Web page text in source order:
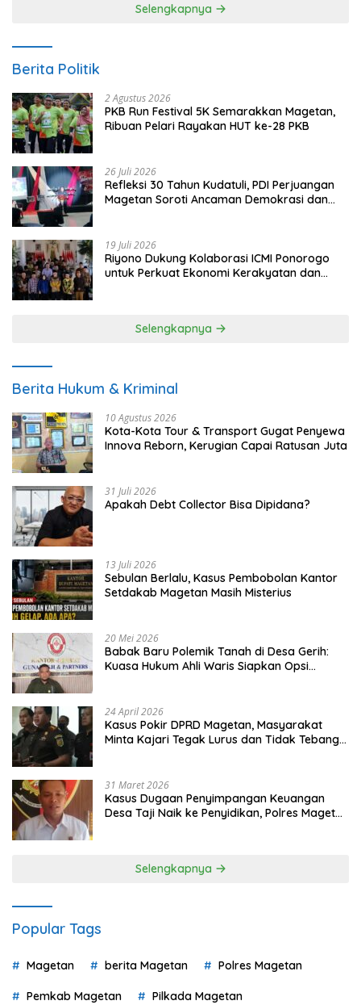
Selengkapnya
Berita Politik
2 Agustus 2026
PKB Run Festival 5K Semarakkan Magetan,
Ribuan Pelari Rayakan HUT ke-28 PKB
26 Juli 2026
Refleksi 30 Tahun Kudatuli, PDI Perjuangan
Magetan Soroti Ancaman Demokrasi dan
19 Juli 2026
Riyono Dukung Kolaborasi ICMI Ponorogo
untuk Perkuat Ekonomi Kerakyatan dan
Selengkapnya
Berita Hukum & Kriminal
10 Agustus 2026
Kota-Kota Tour & Transport Gugat Penyewa
Innova Reborn, Kerugian Capai Ratusan Juta
31 Juli 2026
Apakah Debt Collector Bisa Dipidana?
13 Juli 2026
Sebulan Berlalu, Kasus Pembobolan Kantor
Setdakab Magetan Masih Misterius
20 Mei 2026
Babak Baru Polemik Tanah di Desa Gerih:
Kuasa Hukum Ahli Waris Siapkan Opsi
24 April 2026
Kasus Pokir DPRD Magetan, Masyarakat
Minta Kajari Tegak Lurus dan Tidak Tebang
31 Maret 2026
Kasus Dugaan Penyimpangan Keuangan
Desa Taji Naik ke Penyidikan, Polres Magetan
Selengkapnya
Popular Tags
Magetan berita Magetan Polres Magetan
Pemkab Magetan Pilkada Magetan